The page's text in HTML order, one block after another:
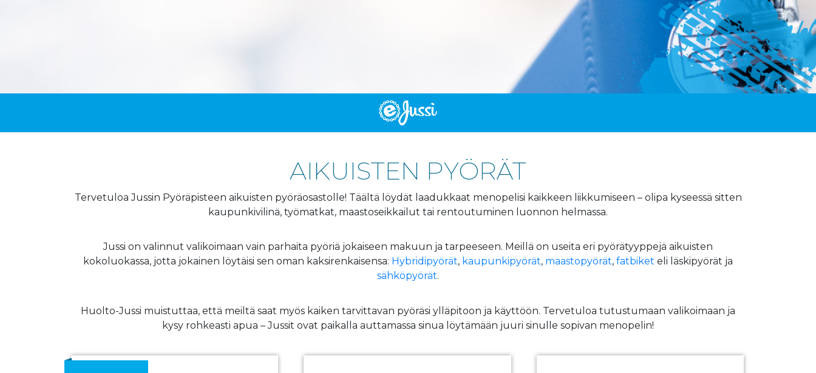
AIKUISTEN PYÖRÄT
Tervetuloa Jussin Pyöräpisteen aikuisten pyöräosastolle! Täältä löydät laadukkaat menopelisi kaikkeen liikkumiseen – olipa kyseessä sitten
kaupunkivilinä, työmatkat, maastoseikkailut tai rentoutuminen luonnon helmassa.
Jussi on valinnut valikoimaan vain parhaita pyöriä jokaiseen makuun ja tarpeeseen. Meillä on useita eri pyörätyyppejä aikuisten
kokoluokassa, jotta jokainen löytäisi sen oman kaksirenkaisensa: Hybridipyörät, kaupunkipyörät, maastopyörät, fatbiket eli läskipyörät ja
sähköpyörät.
Huolto-Jussi muistuttaa, että meiltä saat myös kaiken tarvittavan pyöräsi ylläpitoon ja käyttöön. Tervetuloa tutustumaan valikoimaan ja
kysy rohkeasti apua – Jussit ovat paikalla auttamassa sinua löytämään juuri sinulle sopivan menopelin!